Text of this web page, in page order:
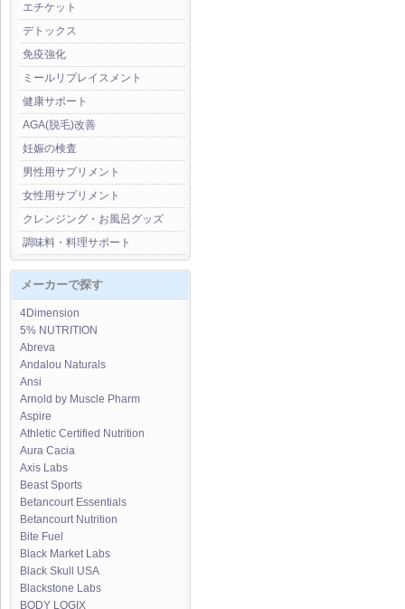
エチケット
デトックス
免疫強化
ミールリプレイスメント
健康サポート
AGA(脱毛)改善
妊娠の検査
男性用サプリメント
女性用サプリメント
クレンジング・お風呂グッズ
調味料・料理サポート
メーカーで探す
4Dimension
5% NUTRITION
Abreva
Andalou Naturals
Ansi
Arnold by Muscle Pharm
Aspire
Athletic Certified Nutrition
Aura Cacia
Axis Labs
Beast Sports
Betancourt Essentials
Betancourt Nutrition
Bite Fuel
Black Market Labs
Black Skull USA
Blackstone Labs
BODY LOGIX